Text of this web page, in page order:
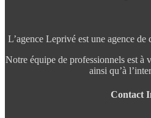
L’agence Leprivé est une agence de
Notre équipe de professionnels est à
ainsi qu’à
Contact